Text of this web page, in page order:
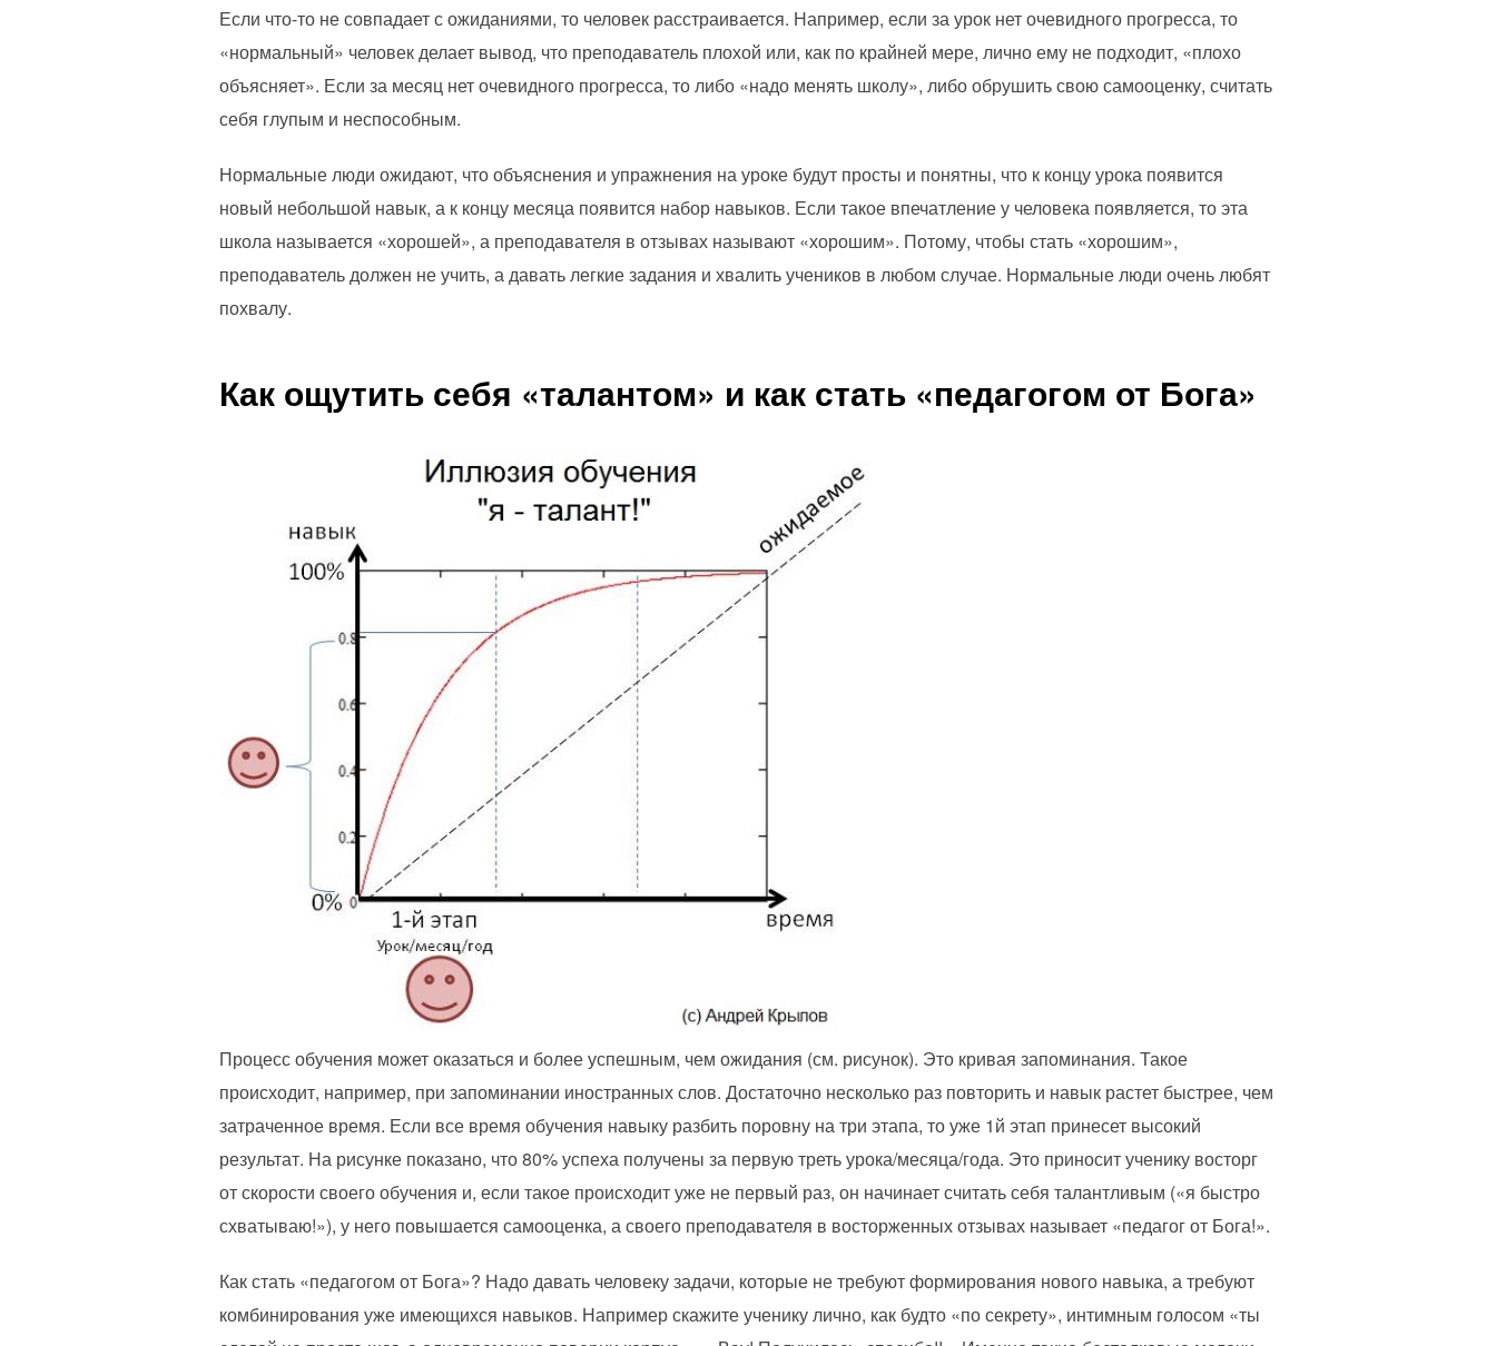
Если что-то не совпадает с ожиданиями, то человек расстраивается. Например, если за урок нет очевидного прогресса, то
«нормальный» человек делает вывод, что преподаватель плохой или, как по крайней мере, лично ему не подходит, «плохо
объясняет». Если за месяц нет очевидного прогресса, то либо «надо менять школу», либо обрушить свою самооценку, считать
себя глупым и неспособным.
Нормальные люди ожидают, что объяснения и упражнения на уроке будут просты и понятны, что к концу урока появится
новый небольшой навык, а к концу месяца появится набор навыков. Если такое впечатление у человека появляется, то эта
школа называется «хорошей», а преподавателя в отзывах называют «хорошим». Потому, чтобы стать «хорошим»,
преподаватель должен не учить, а давать легкие задания и хвалить учеников в любом случае. Нормальные люди очень любят
похвалу.
Как ощутить себя «талантом» и как стать «педагогом от Бога»
Процесс обучения может оказаться и более успешным, чем ожидания (см. рисунок). Это кривая запоминания. Такое
происходит, например, при запоминании иностранных слов. Достаточно несколько раз повторить и навык растет быстрее, чем
затраченное время. Если все время обучения навыку разбить поровну на три этапа, то уже 1й этап принесет высокий
результат. На рисунке показано, что 80% успеха получены за первую треть урока/месяца/года. Это приносит ученику восторг
от скорости своего обучения и, если такое происходит уже не первый раз, он начинает считать себя талантливым («я быстро
схватываю!»), у него повышается самооценка, а своего преподавателя в восторженных отзывах называет «педагог от Бога!».
Как стать «педагогом от Бога»? Надо давать человеку задачи, которые не требуют формирования нового навыка, а требуют
комбинирования уже имеющихся навыков. Например скажите ученику лично, как будто «по секрету», интимным голосом «ты